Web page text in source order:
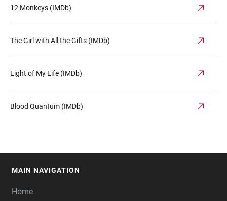
12 Monkeys (IMDb)
The Girl with All the Gifts (IMDb)
Light of My Life (IMDb)
Blood Quantum (IMDb)
MAIN NAVIGATION
Home